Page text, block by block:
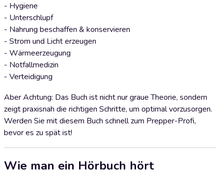
- Hygiene
- Unterschlupf
- Nahrung beschaffen & konservieren
- Strom und Licht erzeugen
- Wärmeerzeugung
- Notfallmedizin
- Verteidigung
Aber Achtung: Das Buch ist nicht nur graue Theorie, sondern
zeigt praxisnah die richtigen Schritte, um optimal vorzusorgen.
Werden Sie mit diesem Buch schnell zum Prepper-Profi,
bevor es zu spät ist!
Wie man ein Hörbuch hört